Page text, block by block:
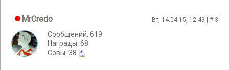
MrCredo Вт, 14.04.15, 12:49 | # 3
Сообщений: 619
Награды: 68
Cовы: 38